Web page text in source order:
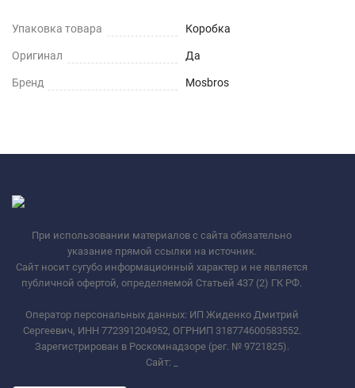
Упаковка товара Коробка
Оригинал Да
Бренд Mosbros
При использовании материалов с сайта обязательно
указание прямой ссылки на источник.
Сайт носит сугубо информационный характер и не является
публичной офертой, определяемой Статьей 437 (2) ГК РФ.
Оператор персональных данных: ИП Жиденко Дмитрий
Сергеевич, ИНН 772391204952, ОГРНИП 318774600583552.
Зарегистрирован в Роскомнадзоре (рег. № 9721825).
Сайт: